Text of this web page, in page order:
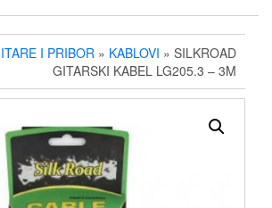
I PRIBOR » KABLOVI » SILKROAD
GITARSKI KABEL LG205.3 – 3M